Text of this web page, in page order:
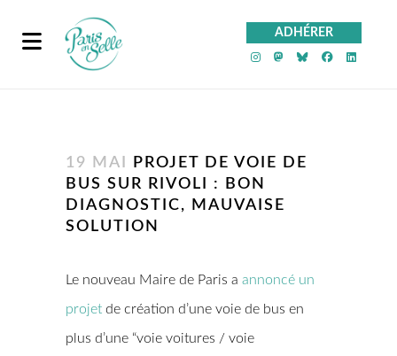
ADHÉRER
PeS sur
PeS sur
PeS sur
PeS
19 MAI
PROJET DE VOIE DE
BUS SUR RIVOLI : BON
DIAGNOSTIC, MAUVAISE
SOLUTION
Le nouveau Maire de Paris a annoncé un
projet de création d’une voie de bus en
plus d’une “voie voitures / voie